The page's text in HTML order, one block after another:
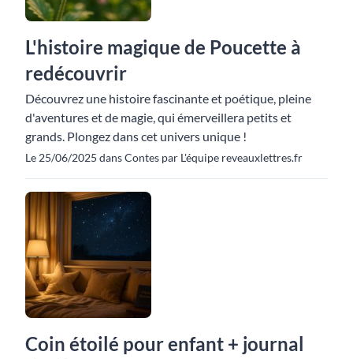
L'histoire magique de Poucette à
redécouvrir
Découvrez une histoire fascinante et poétique, pleine
d'aventures et de magie, qui émerveillera petits et
grands. Plongez dans cet univers unique !
Le 25/06/2025 dans Contes par L'équipe reveauxlettres.fr
Coin étoilé pour enfant + journal